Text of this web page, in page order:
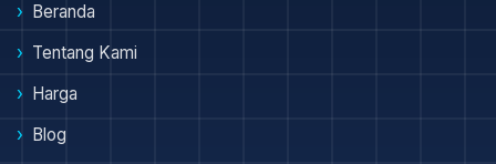
Beranda
Tentang Kami
Harga
Blog